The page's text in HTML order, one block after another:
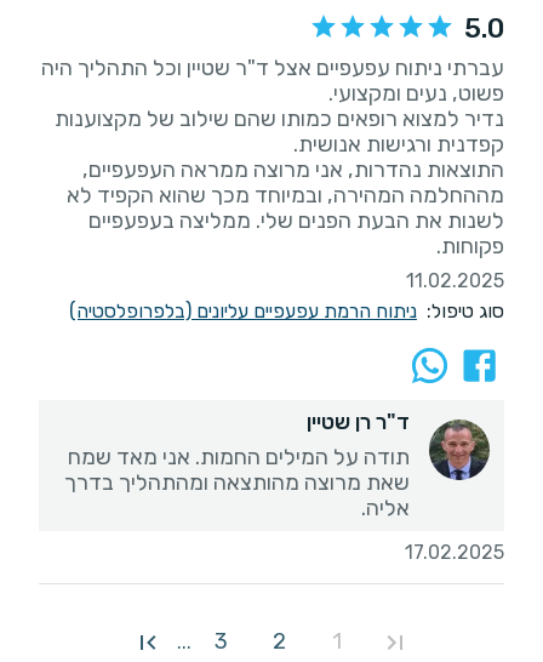
5.0
עברתי ניתוח עפעפיים אצל ד"ר שטיין וכל התהליך היה
נדיר למצוא רופאים כמותו שהם שילוב של מקצוענות
התוצאות נהדרות, אני מרוצה ממראה העפעפיים,
מההחלמה המהירה, ובמיוחד מכך שהוא הקפיד לא
לשנות את הבעת הפנים שלי. ממליצה בעפעפיים
פקוחות.
11.02.2025
סוג טיפול: ניתוח הרמת עפעפיים עליונים (בלפרופלסטיה)
ד"ר רן שטיין
תודה על המילים החמות. אני מאד שמח
שאת מרוצה מהותצאה ומהתהליך בדרך
אליה.
17.02.2025
1
2
3
...